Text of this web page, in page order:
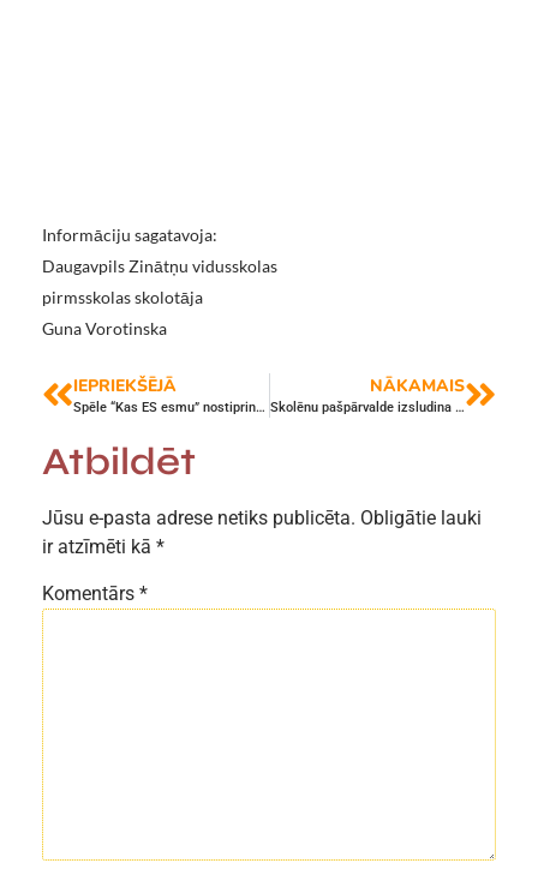
Informāciju sagatavoja:
Daugavpils Zinātņu vidusskolas
pirmsskolas skolotāja
Guna Vorotinska
IEPRIEKŠĒJĀ
Spēle “Kas ES esmu” nostiprina zināšanas par Eiropas Savienību
NĀKAMAIS
Skolēnu pašpārvalde izsludina prezidenta vēlēšanas!
Atbildēt
Jūsu e-pasta adrese netiks publicēta. Obligātie lauki
ir atzīmēti kā *
Komentārs *